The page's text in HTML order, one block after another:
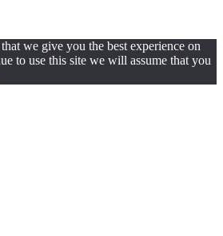
we give you the best experience on
to use this site we will assume that you